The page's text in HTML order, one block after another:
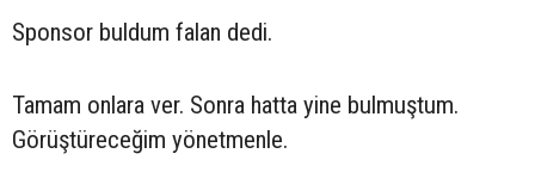
Sponsor buldum falan dedi.
Tamam onlara ver. Sonra hatta yine bulmuştum.
Görüştüreceğim yönetmenle.